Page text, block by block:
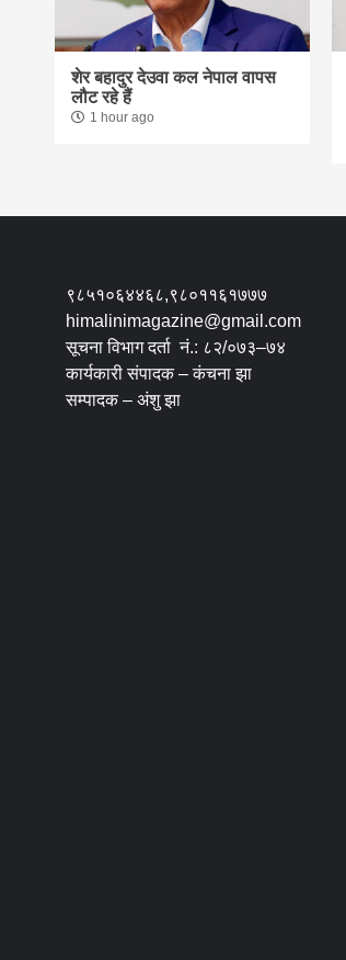
शेर बहादुर देउवा कल नेपाल वापस
लौट रहे हैं
1 hour ago
९८५१०६४४६८,९८०११६१७७७
himalinimagazine@gmail.com
सूचना विभाग दर्ता नं.: ८२/०७३–७४
कार्यकारी संपादक – कंचना झा
सम्पादक – अंशु झा